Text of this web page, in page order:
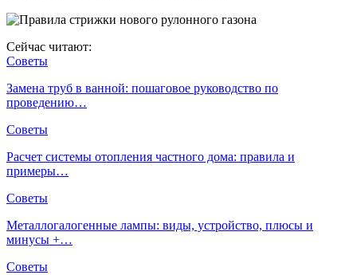
Сейчас читают:
Советы
Замена труб в ванной: пошаговое руководство по
проведению…
Советы
Расчет системы отопления частного дома: правила и
примеры…
Советы
Металлогалогенные лампы: виды, устройство, плюсы и
минусы +…
Советы